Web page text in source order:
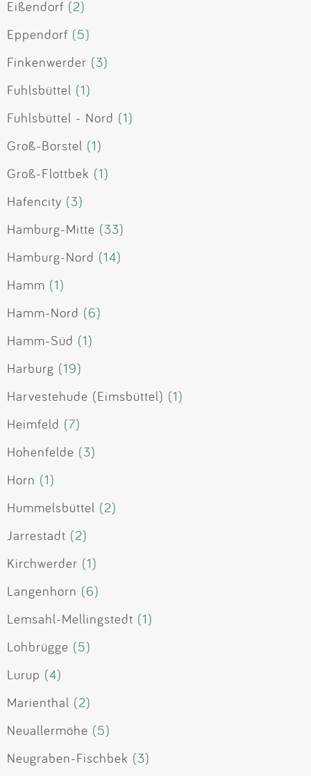
Eißendorf (2)
Eppendorf (5)
Finkenwerder (3)
Fuhlsbüttel (1)
Fuhlsbüttel - Nord (1)
Groß-Borstel (1)
Groß-Flottbek (1)
Hafencity (3)
Hamburg-Mitte (33)
Hamburg-Nord (14)
Hamm (1)
Hamm-Nord (6)
Hamm-Süd (1)
Harburg (19)
Harvestehude (Eimsbüttel) (1)
Heimfeld (7)
Hohenfelde (3)
Horn (1)
Hummelsbüttel (2)
Jarrestadt (2)
Kirchwerder (1)
Langenhorn (6)
Lemsahl-Mellingstedt (1)
Lohbrügge (5)
Lurup (4)
Marienthal (2)
Neuallermöhe (5)
Neugraben-Fischbek (3)